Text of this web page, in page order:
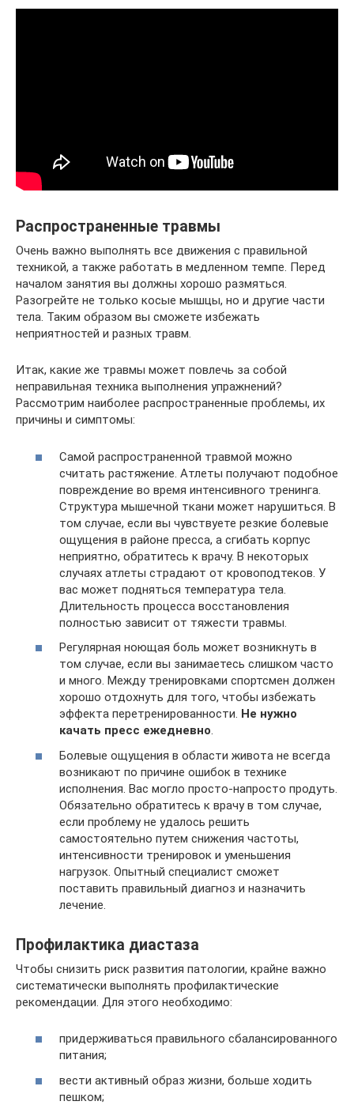
Распространенные травмы
Очень важно выполнять все движения с правильной
техникой, а также работать в медленном темпе. Перед
началом занятия вы должны хорошо размяться.
Разогрейте не только косые мышцы, но и другие части
тела. Таким образом вы сможете избежать
неприятностей и разных травм.
Итак, какие же травмы может повлечь за собой
неправильная техника выполнения упражнений?
Рассмотрим наиболее распространенные проблемы, их
причины и симптомы:
Самой распространенной травмой можно
считать растяжение. Атлеты получают подобное
повреждение во время интенсивного тренинга.
Структура мышечной ткани может нарушиться. В
том случае, если вы чувствуете резкие болевые
ощущения в районе пресса, а сгибать корпус
неприятно, обратитесь к врачу. В некоторых
случаях атлеты страдают от кровоподтеков. У
вас может подняться температура тела.
Длительность процесса восстановления
полностью зависит от тяжести травмы.
Регулярная ноющая боль может возникнуть в
том случае, если вы занимаетесь слишком часто
и много. Между тренировками спортсмен должен
хорошо отдохнуть для того, чтобы избежать
эффекта перетренированности. Не нужно
качать пресс ежедневно.
Болевые ощущения в области живота не всегда
возникают по причине ошибок в технике
исполнения. Вас могло просто-напросто продуть.
Обязательно обратитесь к врачу в том случае,
если проблему не удалось решить
самостоятельно путем снижения частоты,
интенсивности тренировок и уменьшения
нагрузок. Опытный специалист сможет
поставить правильный диагноз и назначить
лечение.
Профилактика диастаза
Чтобы снизить риск развития патологии, крайне важно
систематически выполнять профилактические
рекомендации. Для этого необходимо:
придерживаться правильного сбалансированного
питания;
вести активный образ жизни, больше ходить
пешком;